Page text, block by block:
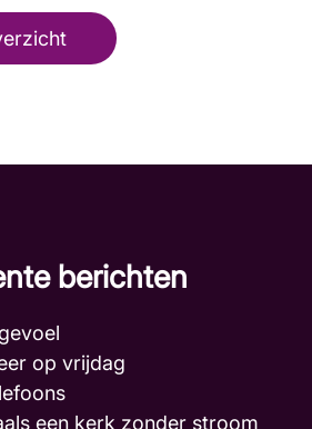
berichten
op vrijdag
een kerk zonder stroom